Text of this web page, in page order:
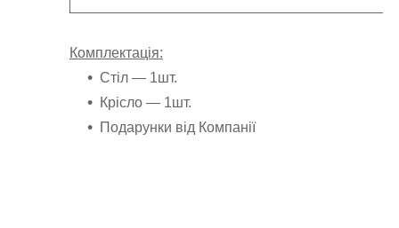
Комплектація:
Стіл ― 1шт.
Крісло ― 1шт.
Подарунки від Компанії